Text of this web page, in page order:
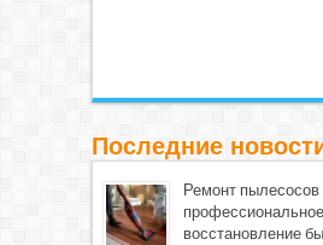
Последние
Ремонт пылесосов
профессиональное
восстановление